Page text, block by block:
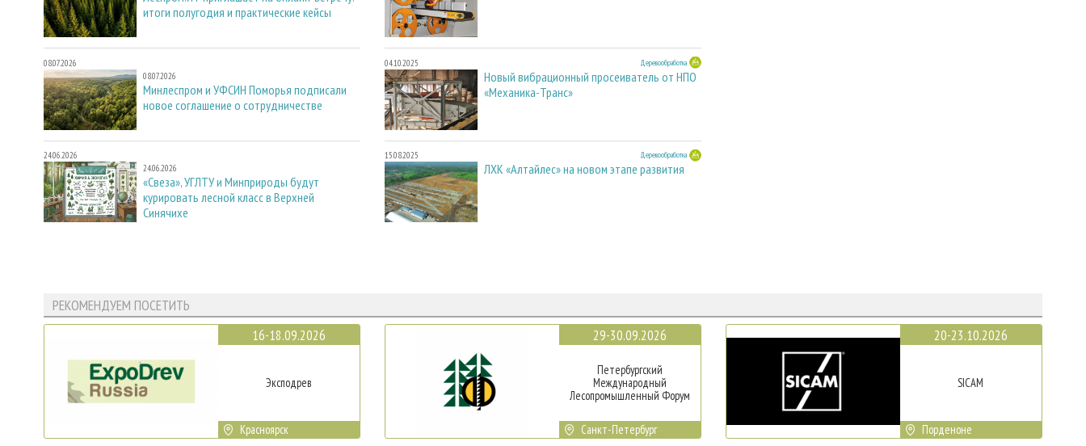
итоги полугодия и практические кейсы
08.07.2026
08.07.2026
Минлеспром и УФСИН Поморья подписали
новое соглашение о сотрудничестве
24.06.2026
24.06.2026
«Свеза», УГЛТУ и Минприроды будут
курировать лесной класс в Верхней
Синячихе
04.10.2025 Деревообработка
Новый вибрационный просеиватель от НПО
«Механика-Транс»
15.08.2025 Деревообработка
ЛХК «Алтайлес» на новом этапе развития
РЕКОМЕНДУЕМ ПОСЕТИТЬ
16-18.09.2026
Эксподрев
Красноярск
29-30.09.2026
Петербургский
Международный
Лесопромышленный Форум
Санкт-Петербург
20-23.10.2026
SICAM
Порденоне